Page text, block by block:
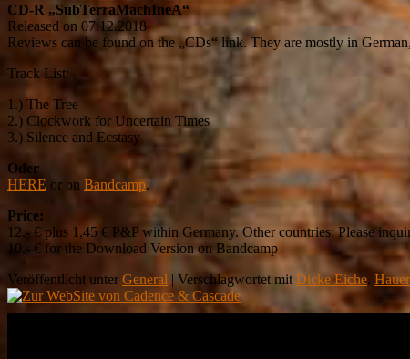
CD-R „SubTerraMachIneA“
Released on 07.12.2018
Reviews can be found on the „CDs“ link. They are mostly in
Track List:
1.) The Tree
2.) Clockwork for Uncertain Times
3.) Silence and Ecstasy
Oder
HERE or on Bandcamp.
Price:
12,- € plus 1,45 € P&P within Germany. Other countries: Please
10,- € for the Download Version on Bandcamp
Veröffentlicht unter General | Verschlagwortet mit Dicke Eiche,